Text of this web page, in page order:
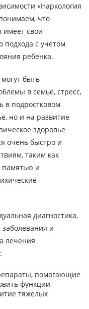
«Наркология
что
имеет свои
подхода с учетом
ребенка.
быть
в семье, стресс,
в подростковом
но и на развитие
здоровье
очень быстро и
таким как
памятью и
диагностика,
и
лечения
помогающие
функции
тяжелых